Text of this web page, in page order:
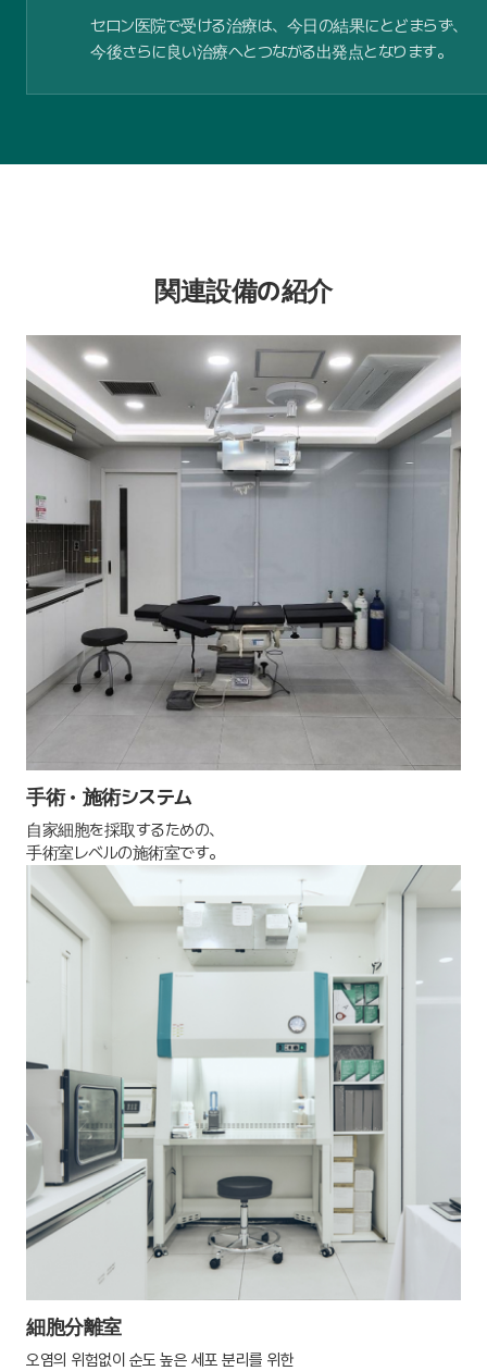
セロン医院で受ける治療は、今日の結果にとどまらず、
今後さらに良い治療へとつながる出発点となります。
関連設備の紹介
手術・施術システム
自家細胞を採取するための、
手術室レベルの施術室です。
細胞分離室
오염의 위험없이 순도 높은 세포 분리를 위한